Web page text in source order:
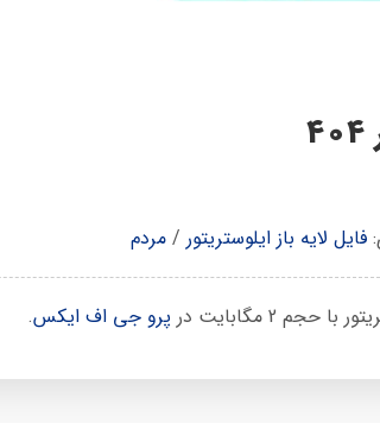
فایل لایه باز ایلوستریتور/ مردم
پرو جی اف ایکس.